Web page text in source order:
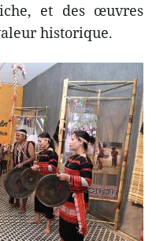
et des œuvres
historique.